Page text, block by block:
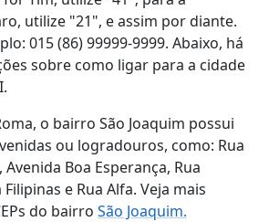
utilize "21", e assim por diante.
015 (86) 99999-9999. Abaixo, há
sobre como ligar para a cidade
o bairro São Joaquim possui
ou logradouros, como: Rua
Avenida Boa Esperança, Rua
e Rua Alfa. Veja mais
do bairro São Joaquim.